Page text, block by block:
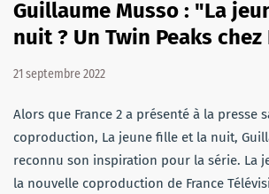
Guillaume Musso : "La
nuit ? Un Twin Peaks chez
21 septembre 2022
Alors que France 2 a présenté à la presse
coproduction, La jeune fille et la nuit,
reconnu son inspiration pour la série. La
la nouvelle coproduction de France